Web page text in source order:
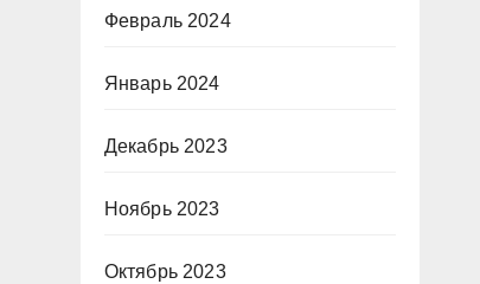
Февраль 2024
Январь 2024
Декабрь 2023
Ноябрь 2023
Октябрь 2023